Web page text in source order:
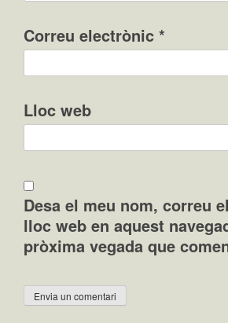
Correu electrònic *
Lloc web
Desa el meu nom, correu
lloc web en aquest
pròxima vegada que